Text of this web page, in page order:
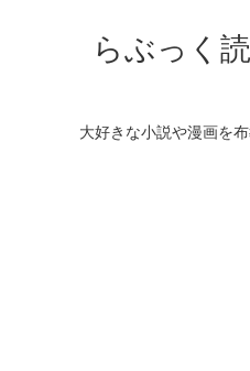
らぶっく
大好きな小説や漫画を